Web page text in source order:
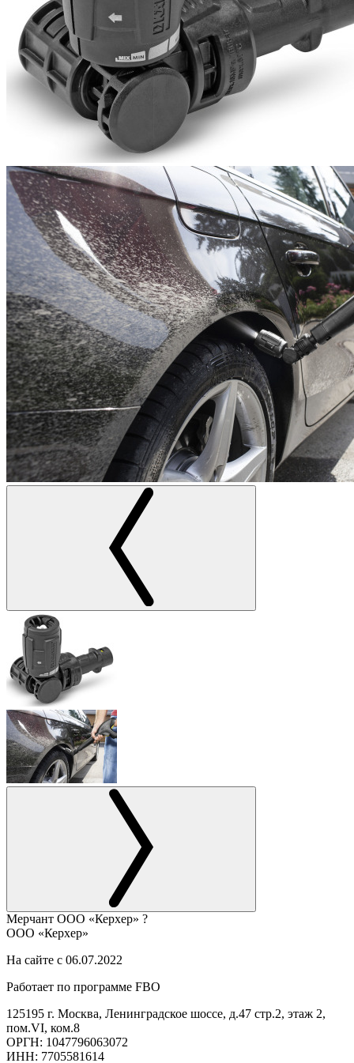
Мерчант ООО «Керхер» ?
ООО «Керхер»
На сайте с 06.07.2022
Работает по программе FBO
125195 г. Москва, Ленинградское шоссе, д.47 стр.2, этаж 2,
пом.VI, ком.8
ОРГН: 1047796063072
ИНН: 7705581614